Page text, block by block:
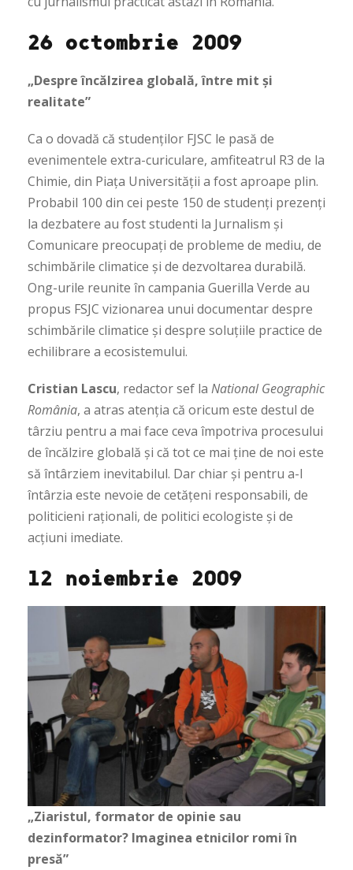
26 octombrie 2009
„Despre încălzirea globală, între mit și
realitate”
Ca o dovadă că studenților FJSC le pasă de
evenimentele extra-curiculare, amfiteatrul R3 de la
Chimie, din Piața Universității a fost aproape plin.
Probabil 100 din cei peste 150 de studenți prezenți
la dezbatere au fost studenti la Jurnalism și
Comunicare preocupați de probleme de mediu, de
schimbările climatice și de dezvoltarea durabilă.
Ong-urile reunite în campania Guerilla Verde au
propus FSJC vizionarea unui documentar despre
schimbările climatice și despre soluțiile practice de
echilibrare a ecosistemului.
Cristian Lascu, redactor sef la National Geographic
România, a atras atenția că oricum este destul de
târziu pentru a mai face ceva împotriva procesului
de încălzire globală și că tot ce mai ține de noi este
să întârziem inevitabilul. Dar chiar și pentru a-l
întârzia este nevoie de cetățeni responsabili, de
politicieni raționali, de politici ecologiste și de
acțiuni imediate.
12 noiembrie 2009
„Ziaristul, formator de opinie sau
dezinformator? Imaginea etnicilor romi în
presă”